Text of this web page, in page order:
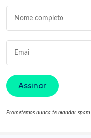
Assinar
Prometemos nunca te mandar spam